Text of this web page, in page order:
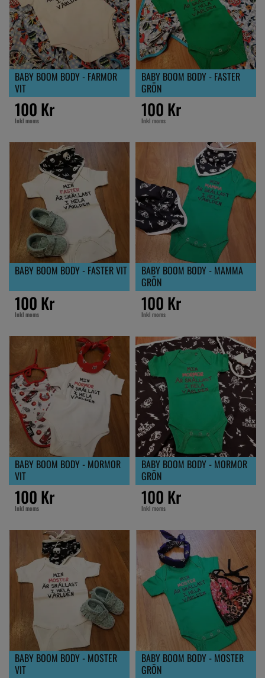
BABY BOOM BODY - FARMOR
VIT
100 Kr
Inkl moms
BABY BOOM BODY - FASTER
GRÖN
100 Kr
Inkl moms
BABY BOOM BODY - FASTER VIT
100 Kr
Inkl moms
BABY BOOM BODY - MAMMA
GRÖN
100 Kr
Inkl moms
BABY BOOM BODY - MORMOR
VIT
100 Kr
Inkl moms
BABY BOOM BODY - MORMOR
GRÖN
100 Kr
Inkl moms
BABY BOOM BODY - MOSTER
VIT
BABY BOOM BODY - MOSTER
GRÖN